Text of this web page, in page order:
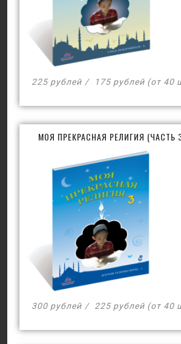
225 рублей 175 рублей (от 40
МОЯ ПРЕКРАСНАЯ РЕЛИГИЯ (ЧАСТЬ
300 рублей 225 рублей (от 40